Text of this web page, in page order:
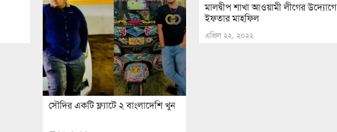
সৌদির একটি ফ্ল্যাটে ২ বাংলাদেশি খুন
মালদ্বীপ শাখা আওয়ামী লীগের উদ্যোগে
ইফতার মাহফিল
এপ্রিল ২২, ২০২২